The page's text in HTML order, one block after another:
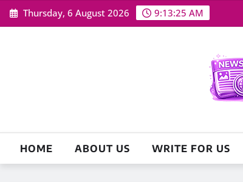
Skip
to
Thursday, 6 August 2026 9:13:26 AM
HOME ABOUT US WRITE FOR US